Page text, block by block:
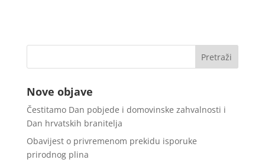
Nove objave
Čestitamo Dan pobjede i domovinske zahvalnosti i
Dan hrvatskih branitelja
Obavijest o privremenom prekidu isporuke
prirodnog plina